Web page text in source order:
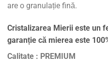
are o granulație fină.
Cristalizarea Mierii este un
garanție că mierea este
Calitate : PREMIUM